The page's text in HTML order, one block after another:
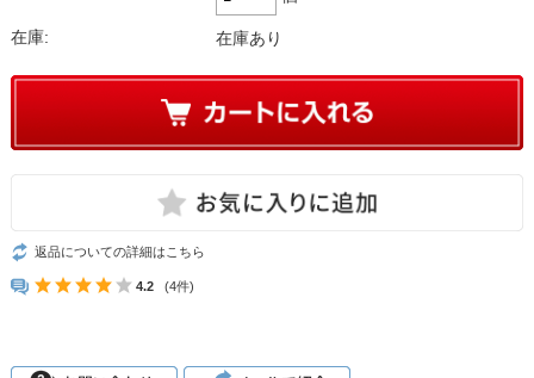
在庫: 在庫あり
返品についての詳細はこちら
4.2 (4件)